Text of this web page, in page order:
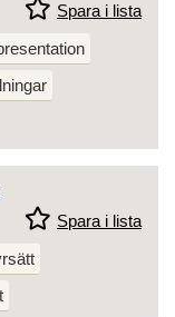
Spara i lista
Spara i lista